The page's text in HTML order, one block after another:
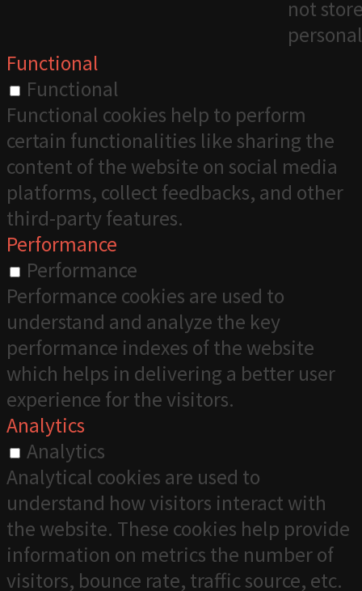
not
Functional
Functional
Functional cookies help to perform
certain functionalities like sharing the
content of the website on social media
platforms, collect feedbacks, and other
third-party features.
Performance
Performance
Performance cookies are used to
understand and analyze the key
performance indexes of the website
which helps in delivering a better user
experience for the visitors.
Analytics
Analytics
Analytical cookies are used to
understand how visitors interact with
the website. These cookies help provide
information on metrics the number of
visitors, bounce rate, traffic source, etc.